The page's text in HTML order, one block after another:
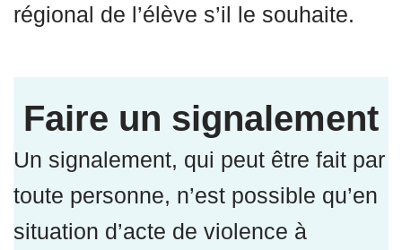
régional de l’élève s’il le souhaite.
Faire un signalement
Un signalement, qui peut être fait par
toute personne, n’est possible qu’en
situation d’acte de violence à